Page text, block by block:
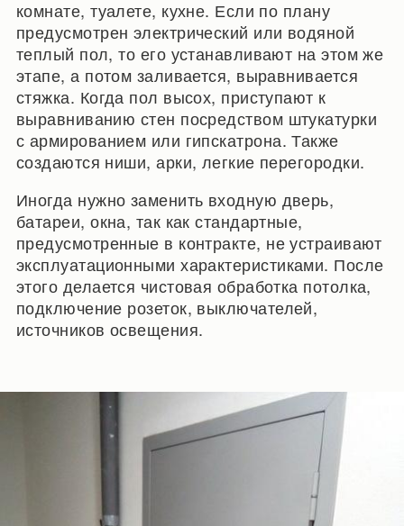
комнате, туалете, кухне. Если по плану
предусмотрен электрический или водяной
теплый пол, то его устанавливают на этом же
этапе, а потом заливается, выравнивается
стяжка. Когда пол высох, приступают к
выравниванию стен посредством штукатурки
с армированием или гипскатрона. Также
создаются ниши, арки, легкие перегородки.
Иногда нужно заменить входную дверь,
батареи, окна, так как стандартные,
предусмотренные в контракте, не устраивают
эксплуатационными характеристиками. После
этого делается чистовая обработка потолка,
подключение розеток, выключателей,
источников освещения.